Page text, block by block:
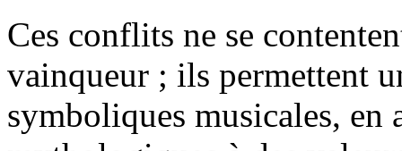
Ces conflits ne se
vainqueur ; ils permettent
symboliques musicales, en